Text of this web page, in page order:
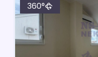
360°